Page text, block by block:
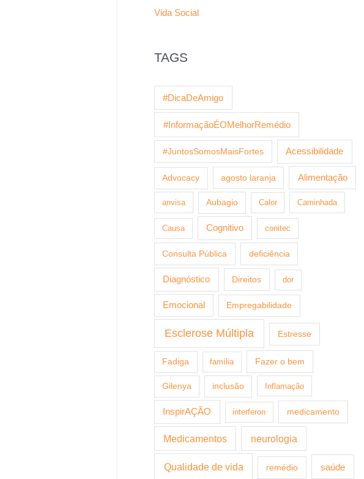
Vida Social
TAGS
#DicaDeAmigo
#InformaçãoÉOMelhorRemédio
#JuntosSomosMaisFortes Acessibilidade
Advocacy agosto laranja Alimentação
anvisa Aubagio Calor Caminhada
Causa Cognitivo conitec
Consulta Pública deficiência
Diagnóstico Direitos dor
Emocional Empregabilidade
Esclerose Múltipla Estresse
Fadiga família Fazer o bem
Gilenya inclusão Inflamação
InspirAÇÃO interferon medicamento
Medicamentos neurologia
Qualidade de vida remédio saúde